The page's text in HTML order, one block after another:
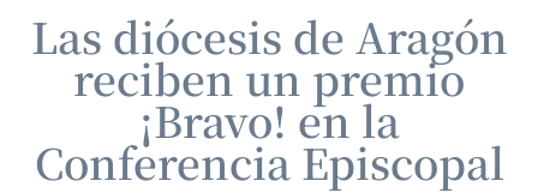
Las diócesis de Aragón
reciben un premio
¡Bravo! en la
Conferencia Episcopal